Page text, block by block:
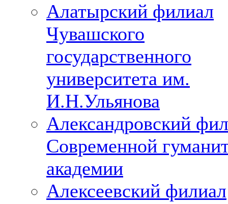
Алатырский филиал
Чувашского
государственного
университета им.
И.Н.Ульянова
Александровский
Современной
академии
Алексеевский филиал